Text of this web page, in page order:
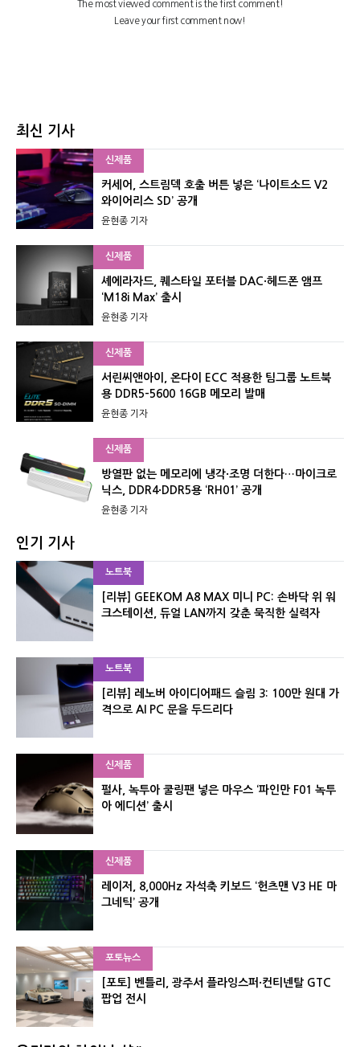
최신 기사
신제품
커세어, 스트림덱 호출 버튼 넣은 ‘나이트소드 V2
와이어리스 SD’ 공개
윤현종 기자
신제품
셰에라자드, 퀘스타일 포터블 DAC·헤드폰 앰프
‘M18i Max’ 출시
윤현종 기자
신제품
서린씨앤아이, 온다이 ECC 적용한 팀그룹 노트북
용 DDR5-5600 16GB 메모리 발매
윤현종 기자
신제품
방열판 없는 메모리에 냉각·조명 더한다…마이크로
닉스, DDR4·DDR5용 ‘RH01’ 공개
윤현종 기자
인기 기사
노트북
[리뷰] GEEKOM A8 MAX 미니 PC: 손바닥 위 워
크스테이션, 듀얼 LAN까지 갖춘 묵직한 실력자
노트북
[리뷰] 레노버 아이디어패드 슬림 3: 100만 원대 가
격으로 AI PC 문을 두드리다
신제품
펄사, 녹투아 쿨링팬 넣은 마우스 ‘파인만 F01 녹투
아 에디션’ 출시
신제품
레이저, 8,000Hz 자석축 키보드 ‘헌츠맨 V3 HE 마
그네틱’ 공개
포토뉴스
[포토] 벤틀리, 광주서 플라잉스퍼·컨티넨탈 GTC
팝업 전시